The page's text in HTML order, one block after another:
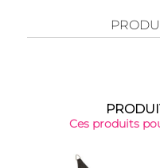
Ces produits